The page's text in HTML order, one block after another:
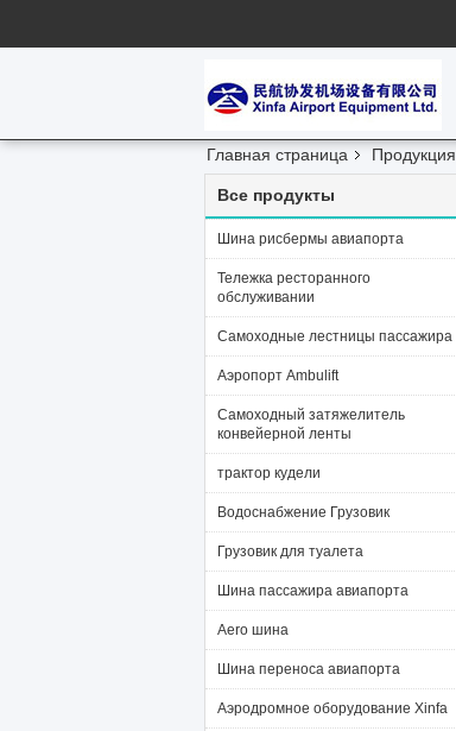
Главная страница Продукция
Все продукты
Шина рисбермы авиапорта
Тележка ресторанного
обслуживании
Самоходные лестницы пассажира
Аэропорт Ambulift
Самоходный затяжелитель
конвейерной ленты
трактор кудели
Водоснабжение Грузовик
Грузовик для туалета
Шина пассажира авиапорта
Aero шина
Шина переноса авиапорта
Аэродромное оборудование Xinfa